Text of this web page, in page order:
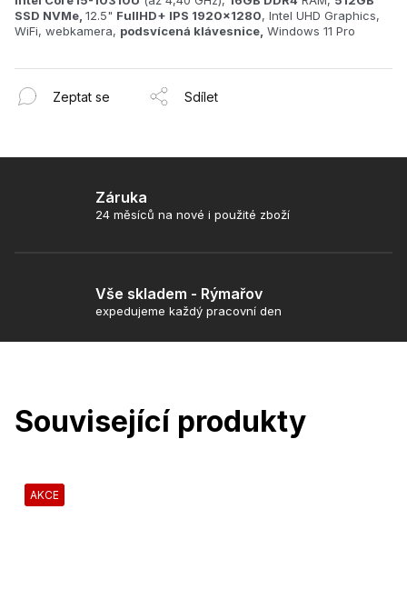
SSD NVMe, 12.5" FullHD+ IPS 1920x1280, Intel UHD Graphics,
WiFi, webkamera, podsvícená klávesnice, Windows 11 Pro
Zeptat se Sdílet
Záruka
24 měsíců na nové i použité zboží
Vše skladem - Rýmařov
expedujeme každý pracovní den
Související produkty
AKCE